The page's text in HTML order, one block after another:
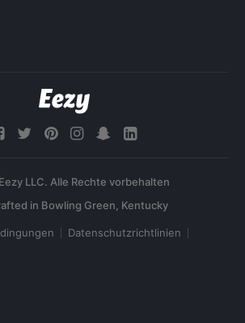
LLC. Alle Rechte vorbehalten
Datenschutzrichtlinien